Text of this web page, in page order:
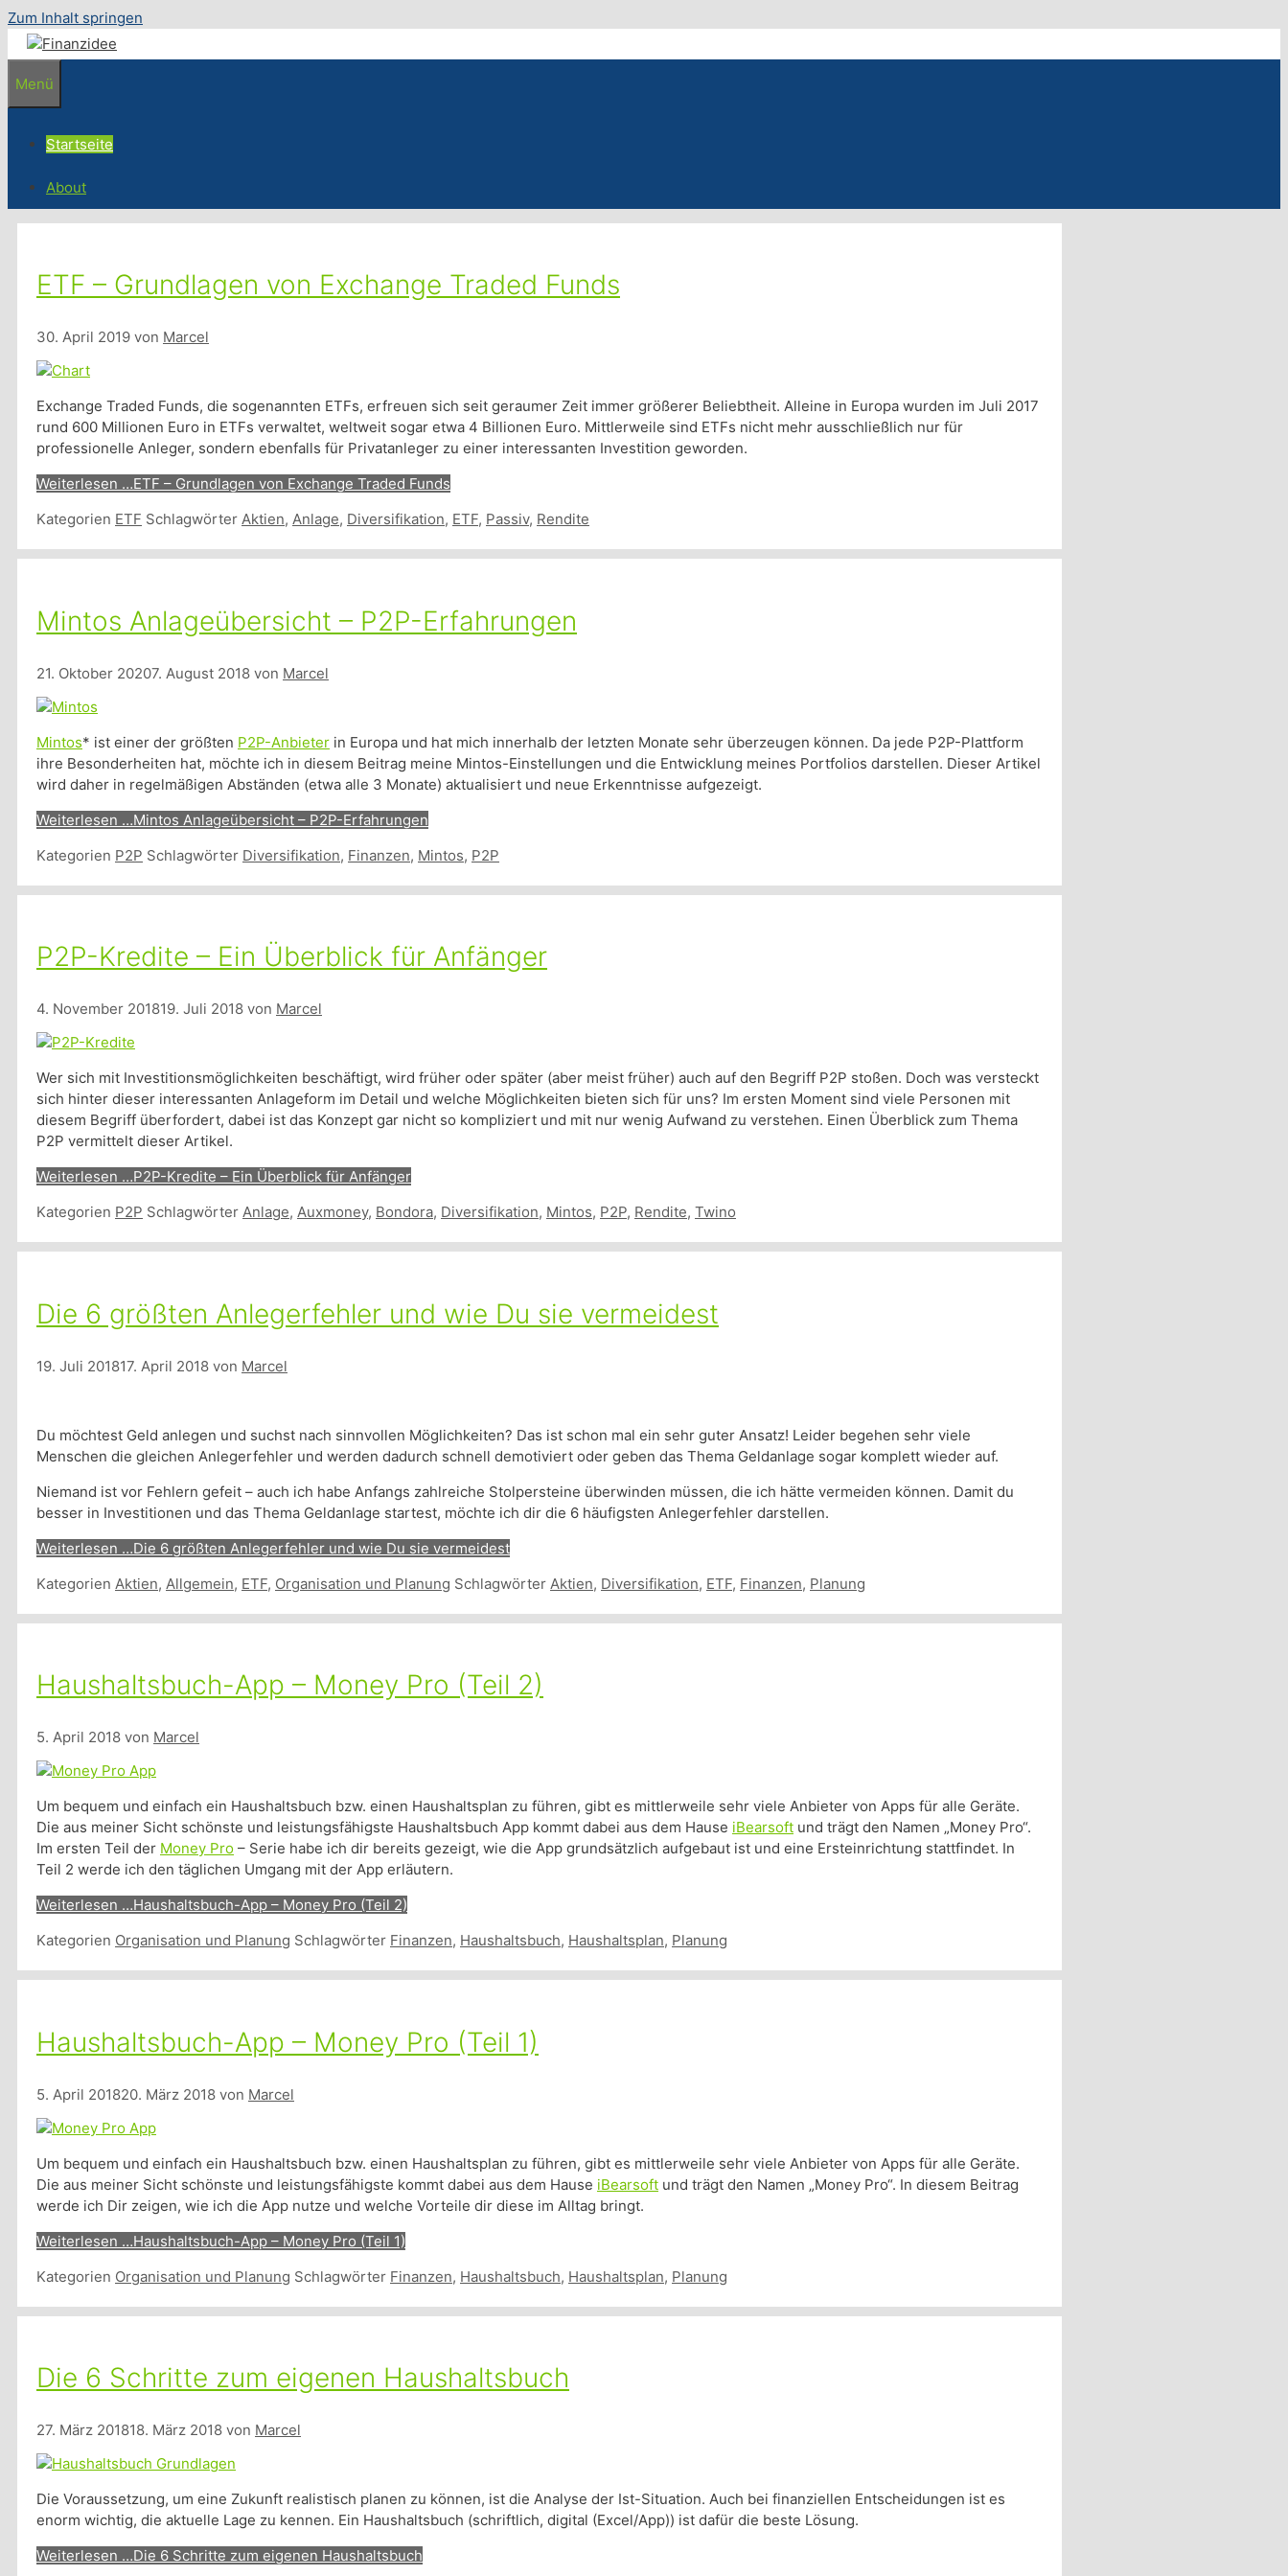
Zum Inhalt springen
Menü
Startseite
About
ETF – Grundlagen von Exchange Traded Funds
30. April 2019 von Marcel
Exchange Traded Funds, die sogenannten ETFs, erfreuen sich seit geraumer Zeit immer größerer Beliebtheit. Alleine in Europa wurden im Juli 2017
rund 600 Millionen Euro in ETFs verwaltet, weltweit sogar etwa 4 Billionen Euro. Mittlerweile sind ETFs nicht mehr ausschließlich nur für
professionelle Anleger, sondern ebenfalls für Privatanleger zu einer interessanten Investition geworden.
Weiterlesen …ETF – Grundlagen von Exchange Traded Funds
Kategorien ETF Schlagwörter Aktien, Anlage, Diversifikation, ETF, Passiv, Rendite
Mintos Anlageübersicht – P2P-Erfahrungen
21. Oktober 20207. August 2018 von Marcel
Mintos* ist einer der größten P2P-Anbieter in Europa und hat mich innerhalb der letzten Monate sehr überzeugen können. Da jede P2P-Plattform
ihre Besonderheiten hat, möchte ich in diesem Beitrag meine Mintos-Einstellungen und die Entwicklung meines Portfolios darstellen. Dieser Artikel
wird daher in regelmäßigen Abständen (etwa alle 3 Monate) aktualisiert und neue Erkenntnisse aufgezeigt.
Weiterlesen …Mintos Anlageübersicht – P2P-Erfahrungen
Kategorien P2P Schlagwörter Diversifikation, Finanzen, Mintos, P2P
P2P-Kredite – Ein Überblick für Anfänger
4. November 201819. Juli 2018 von Marcel
Wer sich mit Investitionsmöglichkeiten beschäftigt, wird früher oder später (aber meist früher) auch auf den Begriff P2P stoßen. Doch was versteckt
sich hinter dieser interessanten Anlageform im Detail und welche Möglichkeiten bieten sich für uns? Im ersten Moment sind viele Personen mit
diesem Begriff überfordert, dabei ist das Konzept gar nicht so kompliziert und mit nur wenig Aufwand zu verstehen. Einen Überblick zum Thema
P2P vermittelt dieser Artikel.
Weiterlesen …P2P-Kredite – Ein Überblick für Anfänger
Kategorien P2P Schlagwörter Anlage, Auxmoney, Bondora, Diversifikation, Mintos, P2P, Rendite, Twino
Die 6 größten Anlegerfehler und wie Du sie vermeidest
19. Juli 201817. April 2018 von Marcel
Du möchtest Geld anlegen und suchst nach sinnvollen Möglichkeiten? Das ist schon mal ein sehr guter Ansatz! Leider begehen sehr viele
Menschen die gleichen Anlegerfehler und werden dadurch schnell demotiviert oder geben das Thema Geldanlage sogar komplett wieder auf.
Niemand ist vor Fehlern gefeit – auch ich habe Anfangs zahlreiche Stolpersteine überwinden müssen, die ich hätte vermeiden können. Damit du
besser in Investitionen und das Thema Geldanlage startest, möchte ich dir die 6 häufigsten Anlegerfehler darstellen.
Weiterlesen …Die 6 größten Anlegerfehler und wie Du sie vermeidest
Kategorien Aktien, Allgemein, ETF, Organisation und Planung Schlagwörter Aktien, Diversifikation, ETF, Finanzen, Planung
Haushaltsbuch-App – Money Pro (Teil 2)
5. April 2018 von Marcel
Um bequem und einfach ein Haushaltsbuch bzw. einen Haushaltsplan zu führen, gibt es mittlerweile sehr viele Anbieter von Apps für alle Geräte.
Die aus meiner Sicht schönste und leistungsfähigste Haushaltsbuch App kommt dabei aus dem Hause iBearsoft und trägt den Namen „Money Pro“.
Im ersten Teil der Money Pro – Serie habe ich dir bereits gezeigt, wie die App grundsätzlich aufgebaut ist und eine Ersteinrichtung stattfindet. In
Teil 2 werde ich den täglichen Umgang mit der App erläutern.
Weiterlesen …Haushaltsbuch-App – Money Pro (Teil 2)
Kategorien Organisation und Planung Schlagwörter Finanzen, Haushaltsbuch, Haushaltsplan, Planung
Haushaltsbuch-App – Money Pro (Teil 1)
5. April 201820. März 2018 von Marcel
Um bequem und einfach ein Haushaltsbuch bzw. einen Haushaltsplan zu führen, gibt es mittlerweile sehr viele Anbieter von Apps für alle Geräte.
Die aus meiner Sicht schönste und leistungsfähigste kommt dabei aus dem Hause iBearsoft und trägt den Namen „Money Pro“. In diesem Beitrag
werde ich Dir zeigen, wie ich die App nutze und welche Vorteile dir diese im Alltag bringt.
Weiterlesen …Haushaltsbuch-App – Money Pro (Teil 1)
Kategorien Organisation und Planung Schlagwörter Finanzen, Haushaltsbuch, Haushaltsplan, Planung
Die 6 Schritte zum eigenen Haushaltsbuch
27. März 201818. März 2018 von Marcel
Die Voraussetzung, um eine Zukunft realistisch planen zu können, ist die Analyse der Ist-Situation. Auch bei finanziellen Entscheidungen ist es
enorm wichtig, die aktuelle Lage zu kennen. Ein Haushaltsbuch (schriftlich, digital (Excel/App)) ist dafür die beste Lösung.
Weiterlesen …Die 6 Schritte zum eigenen Haushaltsbuch